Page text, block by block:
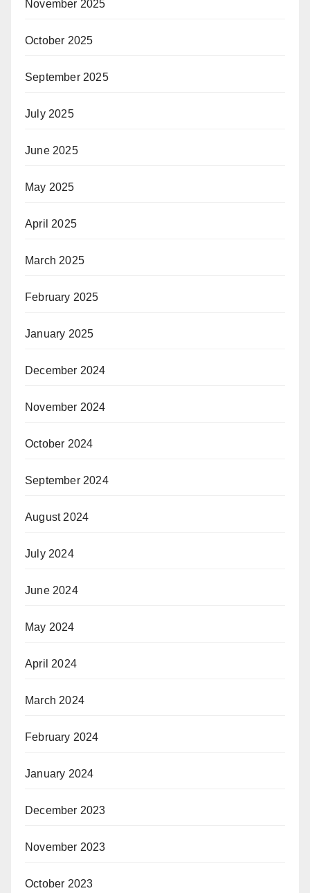
November 2025
October 2025
September 2025
July 2025
June 2025
May 2025
April 2025
March 2025
February 2025
January 2025
December 2024
November 2024
October 2024
September 2024
August 2024
July 2024
June 2024
May 2024
April 2024
March 2024
February 2024
January 2024
December 2023
November 2023
October 2023